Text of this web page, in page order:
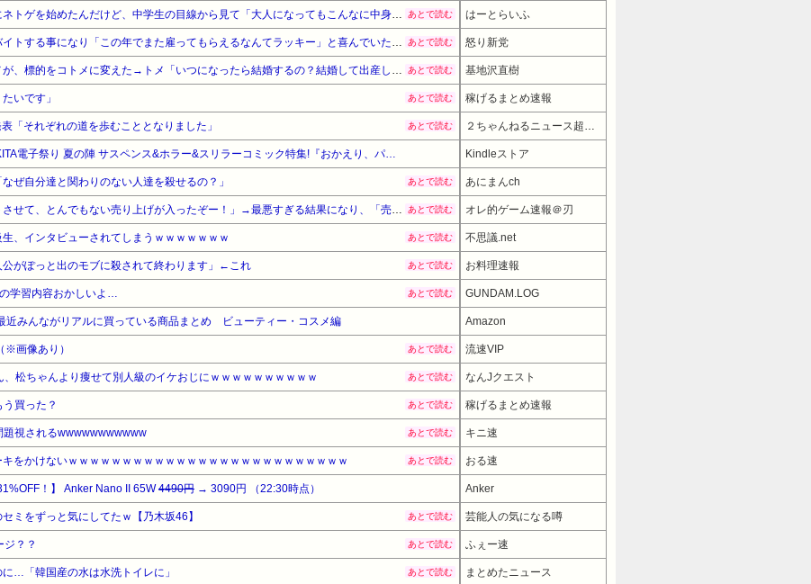
【マジかよ…】中学生の頃にネトゲを始めたんだけど、中学生の目線から見て「大人になってもこんなに中身幼いの！？」って人がいて衝撃だった… あとで読む はーとらいふ
母が近所の個人経営の店でバイトする事になり「この年でまた雇ってもらえるなんてラッキー」と喜んでいたものの、雇われた理由が… あとで読む 怒り新党
小梨の私へ嫌味言ってたトメが、標的をコトメに変えた→トメ「いつになったら結婚するの？結婚して出産してようやく一人前よ」普段はスルーするコトメだったが… あとで読む 基地沢直樹
いです」 あとで読む 稼げるまとめ速報
「それぞれの道を歩むこととなりました」 あとで読む ２ちゃんねるニュース超速まとめ＋
【最大50%OFF】秋田書店 AKITA電子祭り 夏の陣 サスペンス&ホラー&スリラーコミック特集!『おかえり、パパ』他 Kindleストア
ぜ自分達と関わりのない人達を殺せるの？」 あとで読む あにまんch
「成人向けゲームを大ヒットさせて、とんでもない売り上げが入ったぞー！」→最悪すぎる結果になり、「売り上げ0円だけど、多額の税金を払え」という状況になって絶望 あとで読む オレ的ゲーム速報＠刃
生、インタビューされてしまうｗｗｗｗｗｗｗ あとで読む 不思議.net
がぽっと出のモブに殺されて終わります」←これ あとで読む お料理速報
学習内容おかしいよ… あとで読む GUNDAM.LOG
近みんながリアルに買っている商品まとめ ビューティー・コスメ編 Amazon
※画像あり） あとで読む 流速VIP
、松ちゃんより痩せて別人級のイケおじにｗｗｗｗｗｗｗｗｗｗ あとで読む なんJクエスト
買った？ あとで読む 稼げるまとめ速報
題視されるwwwwwwwwwww あとで読む キニ速
キをかけないｗｗｗｗｗｗｗｗｗｗｗｗｗｗｗｗｗｗｗｗｗｗｗｗｗｗ あとで読む おる速
！】 Anker Nano II 65W4490円 → 3090円 （22:30時点） Anker
ミをずっと気にしてたｗ【乃木坂46】 あとで読む 芸能人の気になる噂
？？ あとで読む ふぇー速
…「韓国産の水は水洗トイレに」 あとで読む まとめたニュース